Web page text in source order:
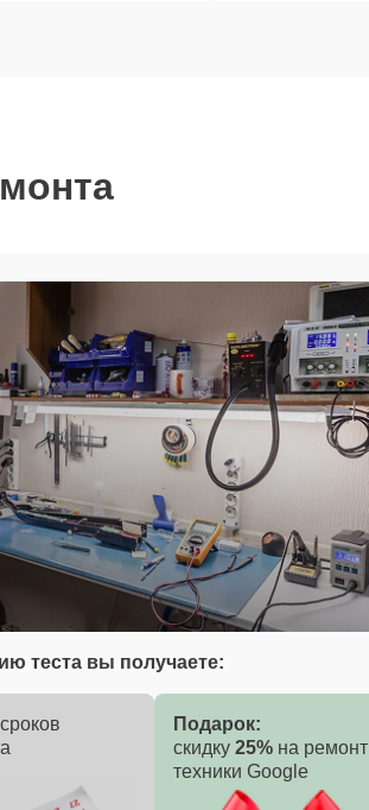
теста вы получаете:
Подарок:
скидку 25% на ремонт
техники Google